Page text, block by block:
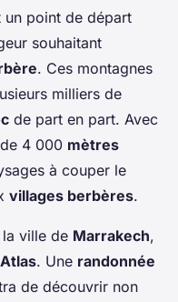
un point de départ
souhaitant
. Ces montagnes
milliers de
de part en part. Avec
4 000 mètres
à couper le
villages berbères.
ville de Marrakech,
. Une randonnée
de découvrir non